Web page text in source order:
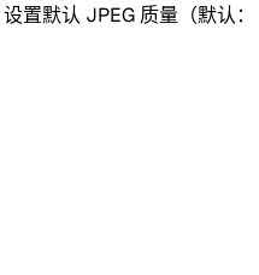
设置默认 JPEG 质量（默认：